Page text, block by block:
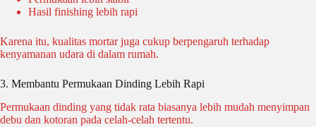
Hasil finishing lebih rapi
Karena itu, kualitas mortar juga cukup berpengaruh terhadap
kenyamanan udara di dalam rumah.
3. Membantu Permukaan Dinding Lebih Rapi
Permukaan dinding yang tidak rata biasanya lebih mudah menyimpan
debu dan kotoran pada celah-celah tertentu.